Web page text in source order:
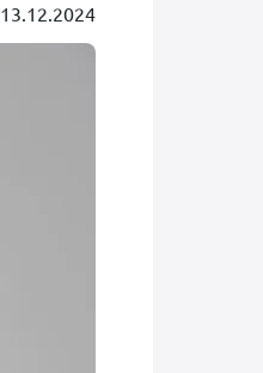
13.12.2024